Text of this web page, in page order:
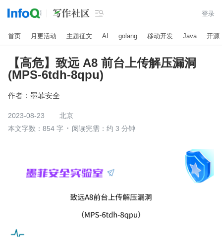
 登录
首页 月更活动 主题征文 AI golang 移动开发 Java 开源
【高危】致远 A8 前台上传解压漏洞
(MPS-6tdh-8qpu)
作者： 墨菲安全
2023-08-23
北京
本文字数：854 字
阅读完需：约 3 分钟